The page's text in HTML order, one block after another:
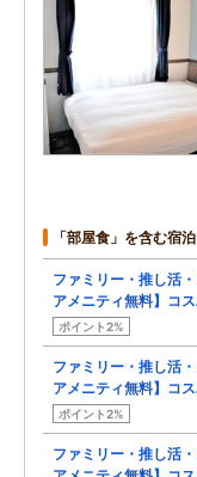
「部屋食」を含む宿
ファミリー・推し活
アメニティ無料】コス
ポイント2%
ファミリー・推し活
アメニティ無料】コス
ポイント2%
ファミリー・推し活